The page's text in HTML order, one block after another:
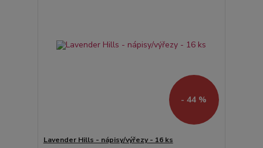
- 44 %
Lavender Hills - nápisy/výřezy - 16 ks